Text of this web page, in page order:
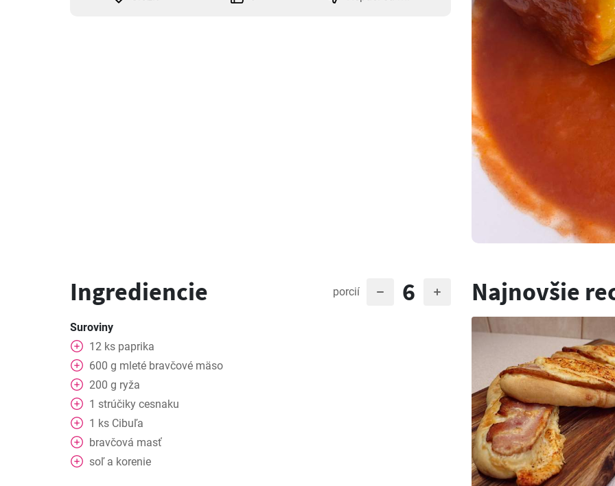
Ingrediencie porcií 6
Suroviny
12 ks paprika
600 g mleté bravčové mäso
200 g ryža
1 strúčiky cesnaku
1 ks Cibuľa
bravčová masť
soľ a korenie
Najnovšie